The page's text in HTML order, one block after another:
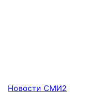
Новости СМИ2